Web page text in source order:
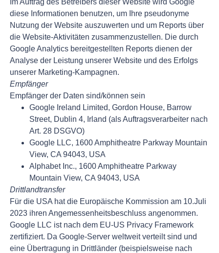
Im Auftrag des Betreibers dieser Website wird Google
diese Informationen benutzen, um Ihre pseudonyme
Nutzung der Website auszuwerten und um Reports über
die Website-Aktivitäten zusammenzustellen. Die durch
Google Analytics bereitgestellten Reports dienen der
Analyse der Leistung unserer Website und des Erfolgs
unserer Marketing-Kampagnen.
Empfänger
Empfänger der Daten sind/können sein
Google Ireland Limited, Gordon House, Barrow
Street, Dublin 4, Irland (als Auftragsverarbeiter nach
Art. 28 DSGVO)
Google LLC, 1600 Amphitheatre Parkway Mountain
View, CA 94043, USA
Alphabet Inc., 1600 Amphitheatre Parkway
Mountain View, CA 94043, USA
Drittlandtransfer
Für die USA hat die Europäische Kommission am 10.Juli
2023 ihren Angemessenheitsbeschluss angenommen.
Google LLC ist nach dem EU-US Privacy Framework
zertifiziert. Da Google-Server weltweit verteilt sind und
eine Übertragung in Drittländer (beispielsweise nach